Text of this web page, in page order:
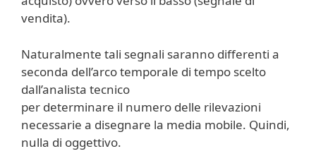
vendita).
Naturalmente tali segnali saranno differenti a
seconda dell’arco temporale di tempo scelto
dall’analista tecnico
per determinare il numero delle rilevazioni
necessarie a disegnare la media mobile. Quindi,
nulla di oggettivo.